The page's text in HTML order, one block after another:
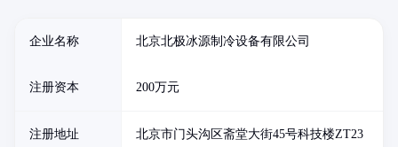
企业名称 北京北极冰源制冷设备有限公司
注册资本 200万元
注册地址
北京市门头沟区斋堂大街45号科技楼ZT23